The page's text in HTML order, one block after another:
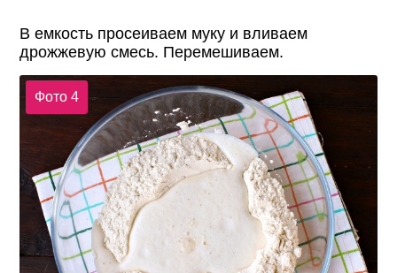
В емкость просеиваем муку и вливаем
дрожжевую смесь. Перемешиваем.
Фото 4